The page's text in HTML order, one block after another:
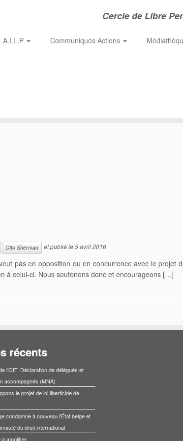
Cercle de Libre
A.I.L.P Communiqués Actions
Otto Sherman et publié le5 avril 2016
pas en opposition ou en concurrence avec le projet
à celui-ci. Nous soutenons donc et encourageons […]
récents
l’OIT. Déclaration de délégués et
accompagnés (MNA)
le projet de loi liberticide de
condamne à nouveau l’État belge et
du droit international
à amplifier